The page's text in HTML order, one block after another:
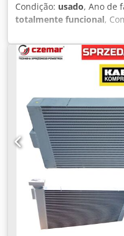
Condição: usado, Ano de
totalmente funcional,
Atlas Copco – 75 kW –
compressor de parafuso
projetado para operação
industriais de alta
em carenagem
facilitam o acesso para
Equipamento robusto e
da Atlas Copco, ideal
ar comprimido. Dados
Tipo: compressor de
do motor: 75 kW Tensão:
motor: 1460 rpm
Adhoha Vazão de ar:
fabricação: 1983
Reservatório e
insonorizada Unidade